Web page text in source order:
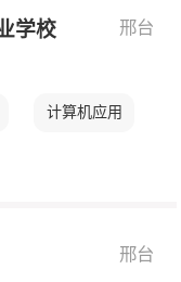
学校 邢台
计算机应用
邢台